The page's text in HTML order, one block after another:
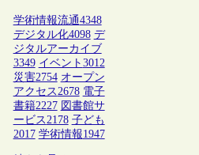
学術情報流通4348
デジタル化4098 デ
ジタルアーカイブ
3349 イベント 3012
災害2754 オープン
アクセス2678 電子
書籍2227 図書館サ
ービス2178 子ども
2017 学術情報1947